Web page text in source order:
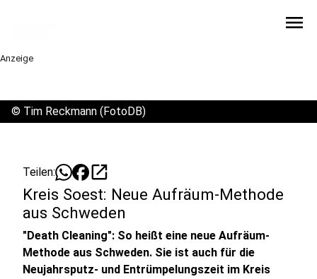
menu
Anzeige
© Tim Reckmann (FotoDB)
Teilen: open_in_new
Kreis Soest: Neue Aufräum-Methode
aus Schweden
"Death Cleaning": So heißt eine neue Aufräum-
Methode aus Schweden. Sie ist auch für die
Neujahrsputz- und Entrümpelungszeit im Kreis